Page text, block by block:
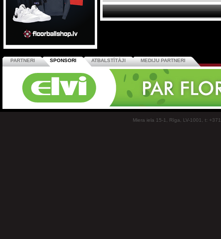
PARTNERI SPONSORI ATBALSTĪTĀJI MEDIJU PARTNERI
Miera iela 15-1, Rīga, LV-1001, t: